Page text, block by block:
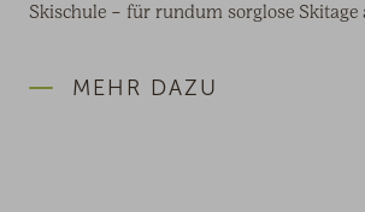
Skischule – für rundum sorglose Skitage
MEHR DAZU